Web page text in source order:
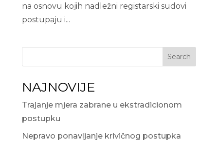
na osnovu kojih nadležni registarski sudovi
postupaju i...
Search
NAJNOVIJE
Trajanje mjera zabrane u ekstradicionom
postupku
Nepravo ponavljanje krivičnog postupka